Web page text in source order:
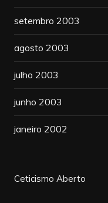
setembro 2003
agosto 2003
julho 2003
junho 2003
janeiro 2002
Ceticismo Aberto